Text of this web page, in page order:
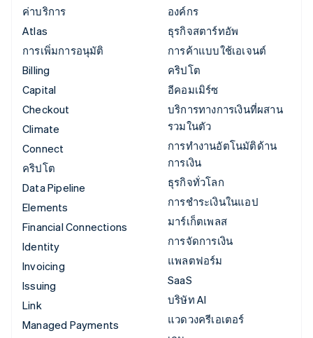
ค่าบริการ
Atlas
การเพิ่มการอนุมัติ
Billing
Capital
Checkout
Climate
Connect
คริปโต
Data Pipeline
Elements
Financial Connections
Identity
Invoicing
Issuing
Link
Managed Payments
องค์กร
ธุรกิจสตาร์ทอัพ
การค้าแบบใช้เอเจนต์
คริปโต
อีคอมเมิร์ซ
บริการทางการเงินที่ผสาน
รวมในตัว
การทำงานอัตโนมัติด้าน
การเงิน
ธุรกิจทั่วโลก
การชำระเงินในแอป
มาร์เก็ตเพลส
การจัดการเงิน
แพลตฟอร์ม
SaaS
บริษัท AI
แวดวงครีเอเตอร์